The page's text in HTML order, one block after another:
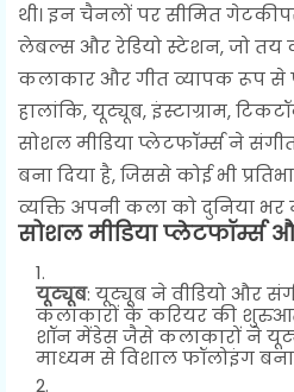
थी। इन चैनलों पर सीमित
लेबल्स और रेडियो स्टेशन, जो
कलाकार और गीत व्यापक रूप से
हालांकि, यूट्यूब, इंस्टाग्राम,
सोशल मीडिया प्लेटफॉर्म्स ने
बना दिया है, जिससे कोई भी
व्यक्ति अपनी कला को दुनिया
सोशल मीडिया प्लेटफॉर्म्स
यूट्यूब: यूट्यूब ने वीडियो और
कलाकारों के करियर की
शॉन मेंडेस जैसे कलाकारों ने
माध्यम से विशाल फॉलोइंग